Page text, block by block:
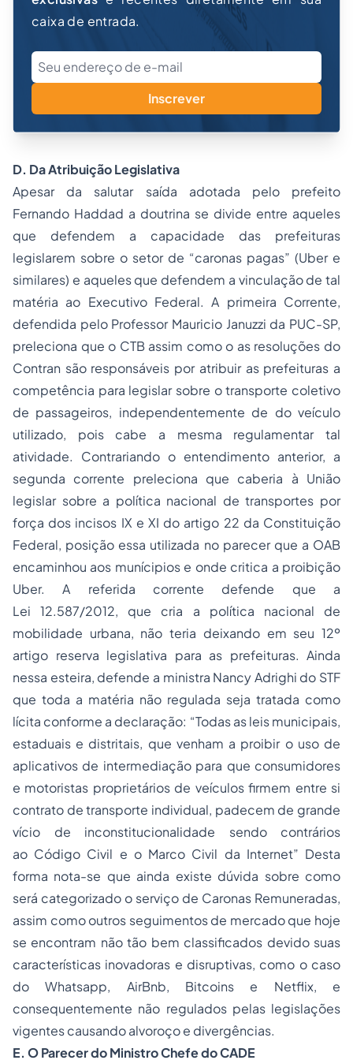
caixa de entrada.
Inscrever
D. Da Atribuição Legislativa
Apesar da salutar saída adotada pelo prefeito
Fernando Haddad a doutrina se divide entre aqueles
que defendem a capacidade das prefeituras
legislarem sobre o setor de “caronas pagas” (Uber e
similares) e aqueles que defendem a vinculação de tal
matéria ao Executivo Federal. A primeira Corrente,
defendida pelo Professor Mauricio Januzzi da PUC-SP,
preleciona que o CTB assim como o as resoluções do
Contran são responsáveis por atribuir as prefeituras a
competência para legislar sobre o transporte coletivo
de passageiros, independentemente de do veículo
utilizado, pois cabe a mesma regulamentar tal
atividade. Contrariando o entendimento anterior, a
segunda corrente preleciona que caberia à União
legislar sobre a política nacional de transportes por
força dos incisos IX e XI do artigo 22 da Constituição
Federal, posição essa utilizada no parecer que a OAB
encaminhou aos munícipios e onde critica a proibição
Uber. A referida corrente defende que a
Lei 12.587/2012, que cria a política nacional de
mobilidade urbana, não teria deixando em seu 12º
artigo reserva legislativa para as prefeituras. Ainda
nessa esteira, defende a ministra Nancy Adrighi do STF
que toda a matéria não regulada seja tratada como
lícita conforme a declaração: “Todas as leis municipais,
estaduais e distritais, que venham a proibir o uso de
aplicativos de intermediação para que consumidores
e motoristas proprietários de veículos firmem entre si
contrato de transporte individual, padecem de grande
vício de inconstitucionalidade sendo contrários
ao Código Civil e o Marco Civil da Internet” Desta
forma nota-se que ainda existe dúvida sobre como
será categorizado o serviço de Caronas Remuneradas,
assim como outros seguimentos de mercado que hoje
se encontram não tão bem classificados devido suas
características inovadoras e disruptivas, como o caso
do Whatsapp, AirBnb, Bitcoins e Netflix, e
consequentemente não regulados pelas legislações
vigentes causando alvoroço e divergências.
E. O Parecer do Ministro Chefe do CADE